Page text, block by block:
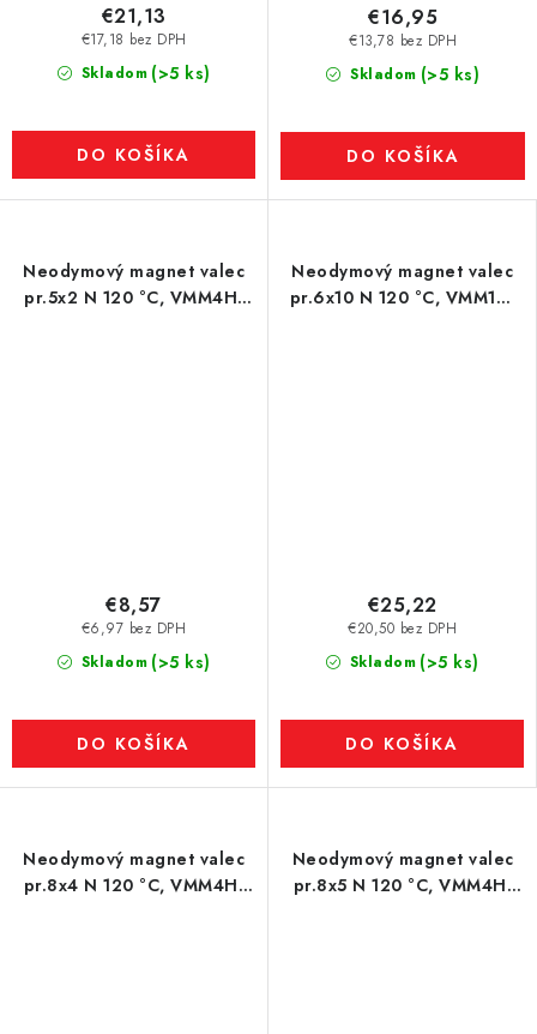
Skladom (>5 ks)
€17,18 bez DPH
€21,13
DO KOŠÍKA
Skladom (>5 ks)
€13,78 bez DPH
€16,95
DO KOŠÍKA
Neodymový magnet valec
pr.5x2 N 120 °C, VMM4H-
Skladom (>5 ks)
€6,97 bez DPH
€8,57
DO KOŠÍKA
Neodymový magnet valec
pr.6x10 N 120 °C, VMM1H-
Skladom (>5 ks)
€20,50 bez DPH
€25,22
DO KOŠÍKA
Neodymový magnet valec
pr.8x4 N 120 °C, VMM4H-
Neodymový magnet valec
pr.8x5 N 120 °C, VMM4H-